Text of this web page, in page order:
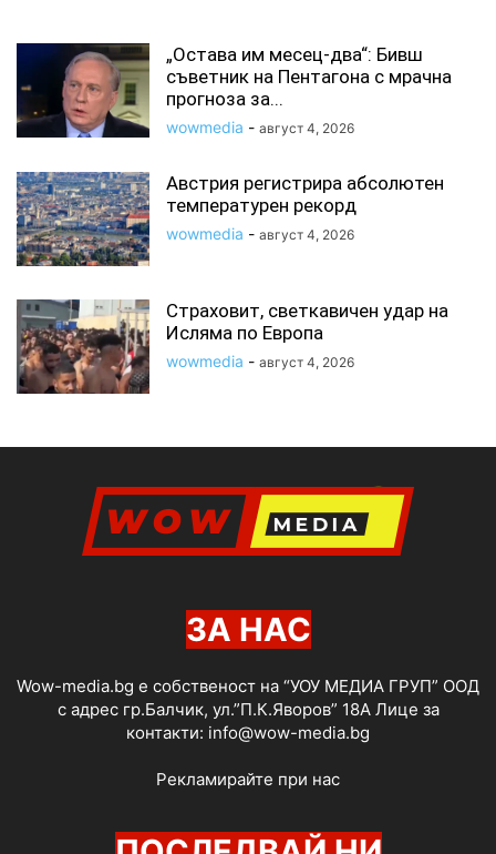
„Остава им месец-два“: Бивш
съветник на Пентагона с мрачна
прогноза за...
wowmedia - август 4, 2026
Австрия регистрира абсолютен
температурен рекорд
wowmedia - август 4, 2026
Страховит, светкавичен удар на
Исляма по Европа
wowmedia - август 4, 2026
ЗА НАС
Wow-media.bg е собственост на “УОУ МЕДИА ГРУП” ООД
с адрес гр.Балчик, ул.”П.К.Яворов” 18А Лице за
контакти: info@wow-media.bg
Рекламирайте при нас